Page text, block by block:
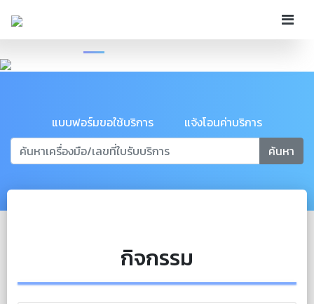
Previous Next
แบบฟอร์มขอใช้บริการ
แจ้งโอนค่าบริการ
ค้นหา
กิจกรรม